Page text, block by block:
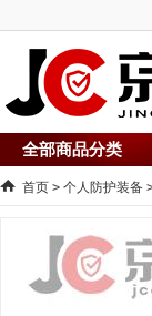
全部商品分类
首页 > 个人防护装备